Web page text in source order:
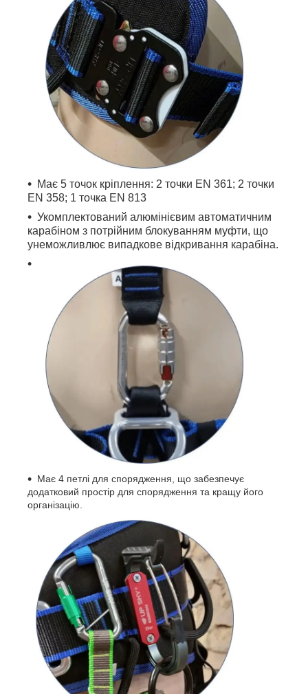
Має 5 точок кріплення: 2 точки EN 361; 2 точки
EN 358; 1 точка EN 813
Укомплектований алюмінієвим автоматичним
карабіном з потрійним блокуванням муфти, що
унеможливлює випадкове відкривання карабіна.
Має 4 петлі для спорядження, що забезпечує
додатковий простір для спорядження та кращу його
організацію.